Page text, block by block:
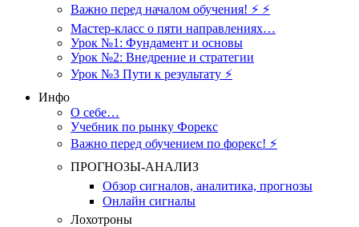
Важно перед началом обучения! ⚡ ⚡
Мастер-класс о пяти направлениях…
Урок №1: Фундамент и основы
Урок №2: Внедрение и стратегии
Урок №3 Пути к результату ⚡️
Инфо
О себе…
Учебник по рынку Форекс
Важно перед обучением по форекс! ⚡
ПРОГНОЗЫ-АНАЛИЗ
Обзор сигналов, аналитика, прогнозы
Онлайн сигналы
Лохотроны